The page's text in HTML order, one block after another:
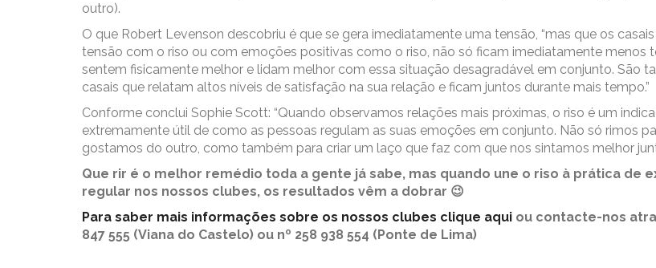
outro).
O que Robert Levenson descobriu é que se gera imediatamente uma tensão, “mas que os
tensão com o riso ou com emoções positivas como o riso, não só ficam imediatamente menos
sentem fisicamente melhor e lidam melhor com essa situação desagradável em conjunto. São
casais que relatam altos níveis de satisfação na sua relação e ficam juntos durante mais tempo.”
Conforme conclui Sophie Scott: “Quando observamos relações mais próximas, o riso é um
extremamente útil de como as pessoas regulam as suas emoções em conjunto. Não só rimos
gostamos do outro, como também para criar um laço que faz com que nos sintamos melhor
Que rir é o melhor remédio toda a gente já sabe, mas quando une o riso à prática de
regular nos nossos clubes, os resultados vêm a dobrar 😉
Para saber mais informações sobre os nossos clubes clique aqui ou contacte-nos
847 555 (Viana do Castelo) ou nº 258 938 554 (Ponte de Lima)